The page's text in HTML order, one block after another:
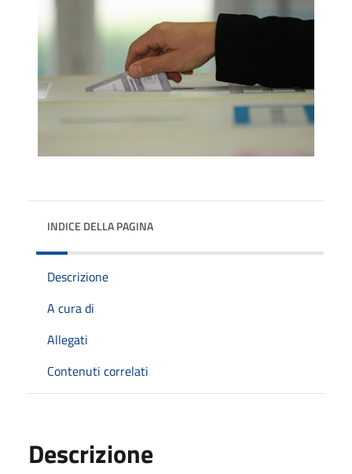
INDICE DELLA PAGINA
Descrizione
A cura di
Allegati
Contenuti correlati
Descrizione